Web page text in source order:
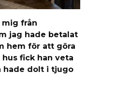
mig från
jag hade betalat
hem för att göra
fick han veta
hade dolt i tjugo